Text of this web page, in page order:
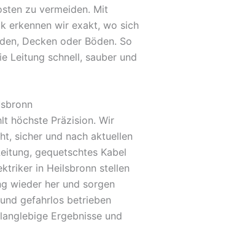
zu vermeiden. Mit
erkennen wir exakt, wo sich
Decken oder Böden. So
Leitung schnell, sauber und
höchste Präzision. Wir
sicher und nach aktuellen
gequetschtes Kabel
in Heilsbronn stellen
wieder her und sorgen
gefahrlos betrieben
Ergebnisse und